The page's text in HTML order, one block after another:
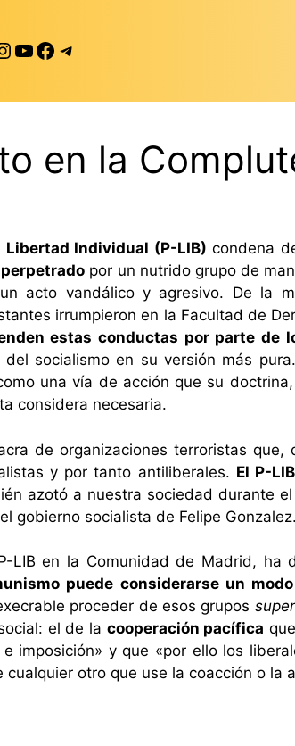
YouTube
Facebook
Telegram
en la
Libertad Individual (P-LIB) condena
por un nutrido grupo de
acto vandálico y agresivo. De la
irrumpieron en la Facultad de
estas conductas por parte de
socialismo en su versión más pura.
una vía de acción que su
considera necesaria.
de organizaciones terroristas
y por tanto antiliberales. El P-
azotó a nuestra sociedad durante
gobierno socialista de Felipe Gonzalez.
LIB en la Comunidad de Madrid, ha
puede considerarse un
proceder de esos grupos
el de la cooperación pacífica
imposición» y que «por ello los
otro que use la coacción o la